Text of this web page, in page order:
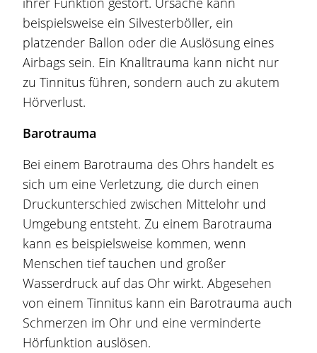
beispielsweise ein Silvesterböller, ein
platzender Ballon oder die Auslösung eines
Airbags sein. Ein Knalltrauma kann nicht nur
zu Tinnitus führen, sondern auch zu akutem
Hörverlust.
Barotrauma
Bei einem Barotrauma des Ohrs handelt es
sich um eine Verletzung, die durch einen
Druckunterschied zwischen Mittelohr und
Umgebung entsteht. Zu einem Barotrauma
kann es beispielsweise kommen, wenn
Menschen tief tauchen und großer
Wasserdruck auf das Ohr wirkt. Abgesehen
von einem Tinnitus kann ein Barotrauma auch
Schmerzen im Ohr und eine verminderte
Hörfunktion auslösen.